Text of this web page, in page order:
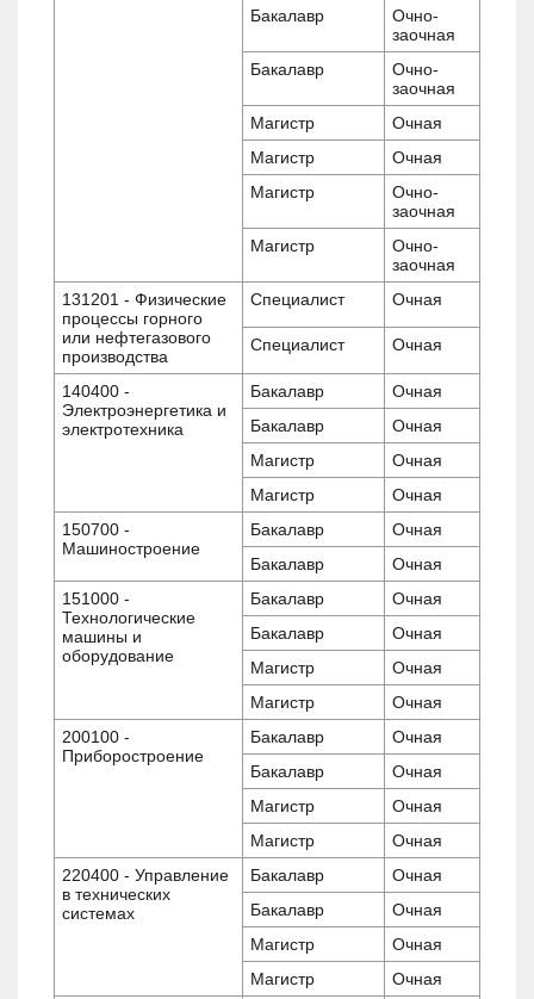
Бакалавр
Очно-
заочная
Бакалавр
Очно-
заочная
Магистр
Очная
Магистр
Очная
Магистр
Очно-
заочная
Магистр
Очно-
заочная
131201 - Физические
процессы горного
или нефтегазового
производства
Специалист Очная
Специалист Очная
140400 -
Электроэнергетика и
электротехника
Бакалавр
Очная
Бакалавр
Очная
Магистр
Очная
Магистр
Очная
150700 -
Машиностроение
Бакалавр
Очная
Бакалавр
Очная
151000 -
Технологические
машины и
оборудование
Бакалавр
Очная
Бакалавр
Очная
Магистр
Очная
Магистр
Очная
200100 -
Приборостроение
Бакалавр
Очная
Бакалавр
Очная
Магистр
Очная
Магистр
Очная
220400 - Управление
в технических
системах
Бакалавр
Очная
Бакалавр
Очная
Магистр
Очная
Магистр
Очная